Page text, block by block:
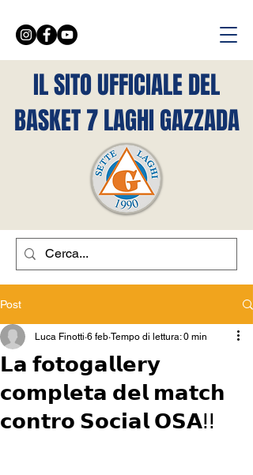
IL SITO UFFICIALE DEL
BASKET 7 LAGHI GAZZADA
Post
𝗟𝗮 𝗳𝗼𝘁𝗼𝗴𝗮𝗹𝗹𝗲𝗿𝘆
𝗰𝗼𝗺𝗽𝗹𝗲𝘁𝗮 𝗱𝗲𝗹 𝗺𝗮𝘁𝗰𝗵
𝗰𝗼𝗻𝘁𝗿𝗼 𝗦𝗼𝗰𝗶𝗮𝗹 𝗢𝗦𝗔ⵑⵑ
Luca Finotti 6 feb Tempo di lettura: 0 min